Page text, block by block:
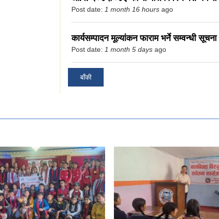
Post date: 1 month 16 hours ago
कार्यसम्पादन मूल्यांकन फाराम भर्ने सम्वन्धी
Post date: 1 month 5 days ago
बाँकी